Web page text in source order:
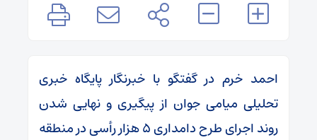
احمد خرم در گفتگو با خبرنگار پایگاه خبری
تحلیلی میامی جوان از پیگیری و نهایی شدن
روند اجرای طرح دامداری ۵ هزار رأسی در منطقه